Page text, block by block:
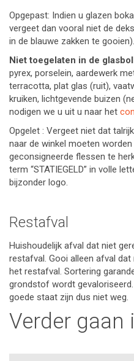
Opgepast: Indien u glazen
vergeet dan vooral niet de
in de blauwe zakken te gooien).
Niet toegelaten in de
pyrex, porselein, aardewerk
terracotta, plat glas (ruit),
kruiken, lichtgevende buizen
nodigen we u uit u naar het
Opgelet : Vergeet niet dat
naar de winkel moeten
geconsigneerde flessen te
term “STATIEGELD” in volle
bijzonder logo.
Restafval
Huishoudelijk afval dat niet
restafval. Gooi alleen afval
het restafval. Sortering
grondstof wordt
goede staat zijn dus niet weg.
Verder gaan